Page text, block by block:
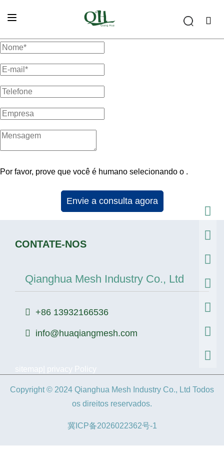
Por favor, prove que você é humano selecionando o .
Envie a consulta agora
CONTATE-NOS
Qianghua Mesh Industry Co., Ltd
+86 13932166536
info@huaqiangmesh.com
sitemap privacy Policy
Copyright © 2024 Qianghua Mesh Industry Co., Ltd Todos
os direitos reservados.
冀ICP备2026022362号-1